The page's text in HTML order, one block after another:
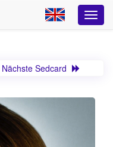
Nächste Sedcard